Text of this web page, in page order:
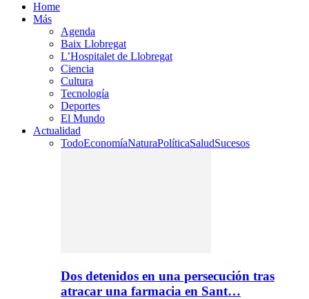
Home
Más
Agenda
Baix Llobregat
L’Hospitalet de Llobregat
Ciencia
Cultura
Tecnología
Deportes
El Mundo
Actualidad
TodoEconomíaNaturaPolíticaSaludSucesos
Dos detenidos en una persecución tras
atracar una farmacia en Sant…